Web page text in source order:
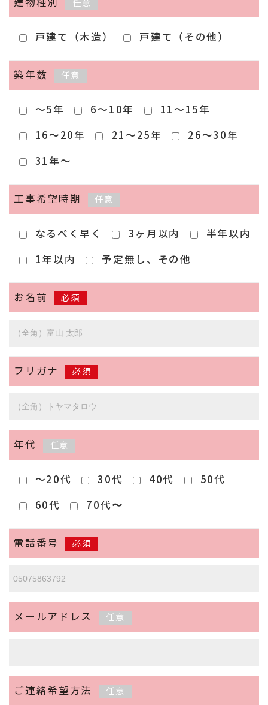
建物種別 任意
戸建て（木造） 戸建て（その他）
築年数 任意
～5年 6～10年
11～15年
16～20年
21～25年
26～30年
31年～
工事希望時期 任意
なるべく早く 3ヶ月以内
半年以内
1年以内
予定無し、その他
お名前 必須
フリガナ 必須
年代 任意
～20代 30代 40代
50代
60代
70代〜
電話番号 必須
メールアドレス 任意
ご連絡希望方法 任意